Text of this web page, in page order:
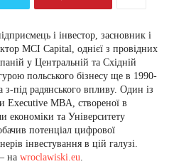
і інвестор, засновник і
MCI Capital, однієї з провідних
у Центральній та Східній
польського бізнесу ще в 1990-
з-під радянського впливу. Один із
Executive MBA, створеної в
економіки та Університету
потенціал цифрової
інвестування в цій галузі.
на wroclawiski.eu.